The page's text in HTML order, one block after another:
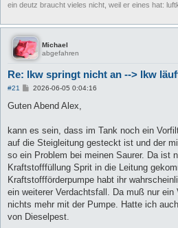
ein deutz braucht vieles nicht, weil er eines hat:
Michael
abgefahren
Re: lkw springt nicht an --> lkw
#21
B
i
a
2026-06-05 0:04:16
Guten Abend Alex,
kann es sein, dass im Tank noch ein
auf die Steigleitung gesteckt ist und der
so ein Problem bei meinen Saurer. Da ist
Kraftstofffüllung Sprit in die Leitung
Kraftstoffförderpumpe habt ihr
ein weiterer Verdachtsfall. Da muß nur
nichts mehr mit der Pumpe. Hatte ich
von Dieselpest.